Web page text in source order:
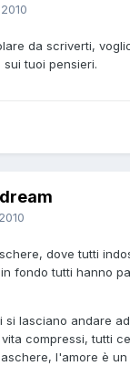
da scriverti,
tuoi pensieri.
dove tutti
fondo tutti hanno
si lasciano andare
compressi, tutti
l'amore è un